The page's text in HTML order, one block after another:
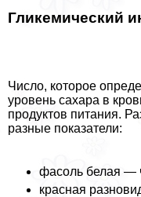
Гликемический
Число, которое
уровень сахара в
продуктов питания.
разные показатели:
фасоль белая —
красная